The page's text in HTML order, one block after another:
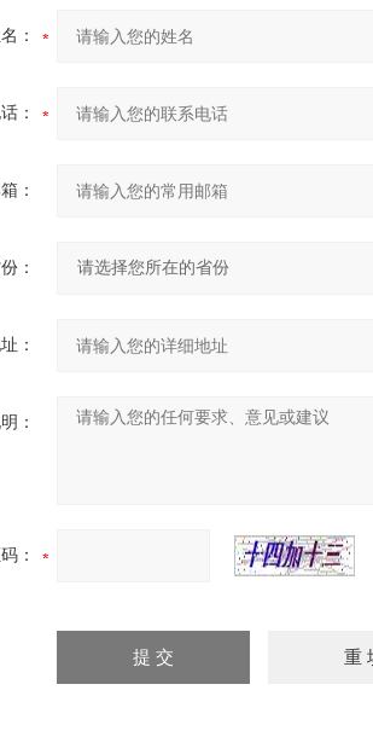
：
：
：
：
：
：
：